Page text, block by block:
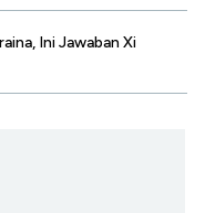
Ini Jawaban Xi